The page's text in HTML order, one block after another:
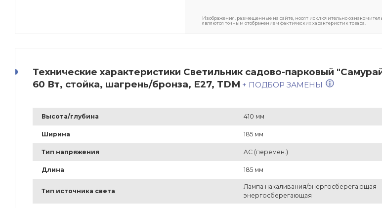
Изображения, размещенные на сайте, носят исключительно
являются точным отображением фактических характеристик товара.
Технические характеристики Светильник садово-парковый
60 Вт, стойка, шагрень/бронза, Е27, TDM + ПОДБОР ЗАМЕНЫ
Высота/глубина 410 мм
Ширина 185 мм
Тип напряжения AC (перемен.)
Длина 185 мм
Тип источника света
Лампа накаливания/энергосберегающая
энергосберегающая